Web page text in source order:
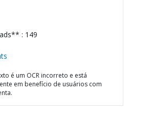
: 149
é um OCR incorreto e está
em benefício de usuários com